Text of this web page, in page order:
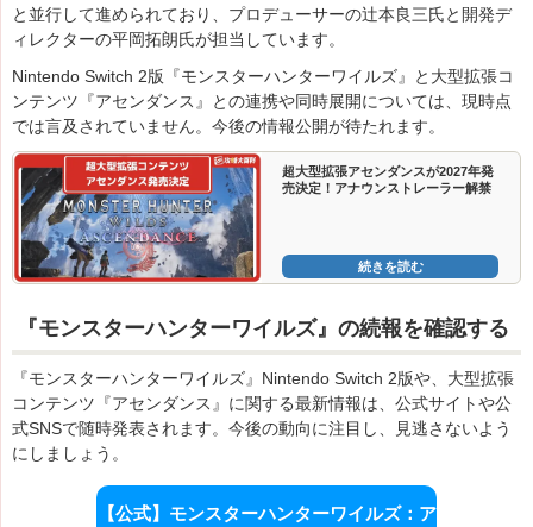
と並行して進められており、プロデューサーの辻本良三氏と開発デ
ィレクターの平岡拓朗氏が担当しています。
Nintendo Switch 2版『モンスターハンターワイルズ』と大型拡張コ
ンテンツ『アセンダンス』との連携や同時展開については、現時点
では言及されていません。今後の情報公開が待たれます。
超大型拡張アセンダンスが2027年発
売決定！アナウンストレーラー解禁
続きを読む
『モンスターハンターワイルズ』の続報を確認する
『モンスターハンターワイルズ』Nintendo Switch 2版や、大型拡張
コンテンツ『アセンダンス』に関する最新情報は、公式サイトや公
式SNSで随時発表されます。今後の動向に注目し、見逃さないよう
にしましょう。
【公式】モンスターハンターワイルズ：ア